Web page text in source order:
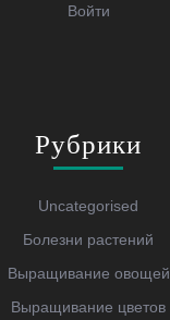
Войти
Рубрики
Uncategorised
Болезни растений
Выращивание овощей
Выращивание цветов